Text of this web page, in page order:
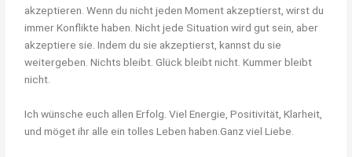
akzeptieren. Wenn du nicht jeden Moment akzeptierst, wirst du
immer Konflikte haben. Nicht jede Situation wird gut sein, aber
akzeptiere sie. Indem du sie akzeptierst, kannst du sie
weitergeben. Nichts bleibt. Glück bleibt nicht. Kummer bleibt
nicht.
Ich wünsche euch allen Erfolg. Viel Energie, Positivität, Klarheit,
und möget ihr alle ein tolles Leben haben.Ganz viel Liebe.